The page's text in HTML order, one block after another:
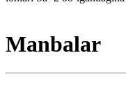
Manbalar